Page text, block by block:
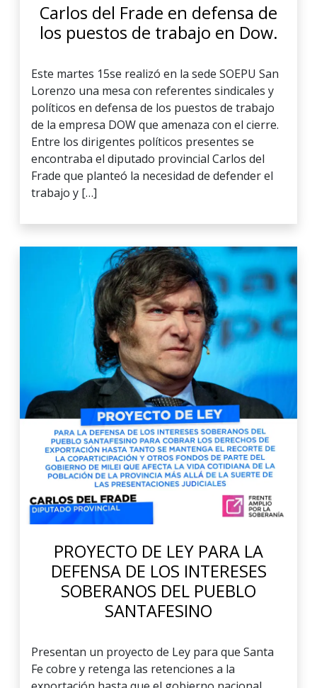
Carlos del Frade en defensa de
los puestos de trabajo en Dow.
Este martes 15se realizó en la sede SOEPU San
Lorenzo una mesa con referentes sindicales y
políticos en defensa de los puestos de trabajo
de la empresa DOW que amenaza con el cierre.
Entre los dirigentes políticos presentes se
encontraba el diputado provincial Carlos del
Frade que planteó la necesidad de defender el
trabajo y […]
PROYECTO DE LEY PARA LA
DEFENSA DE LOS INTERESES
SOBERANOS DEL PUEBLO
SANTAFESINO
Presentan un proyecto de Ley para que Santa
Fe cobre y retenga las retenciones a la